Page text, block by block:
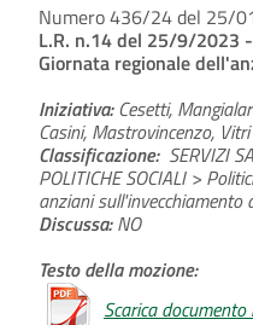
Numero 436/24 del 25/
L.R. n.14 del 25/9/2023
Giornata regionale
Iniziativa:Cesetti,
Casini, Mastrovincenzo, Vitri
Classificazione: SERVIZI
POLITICHE SOCIALI >
anziani sull'invecchiamento
Discussa:NO
Testo della mozione:
Scarica